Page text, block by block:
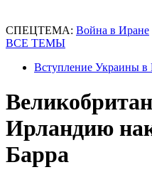
СПЕЦТЕМА: Война в Иране
ВСЕ ТЕМЫ
Вступление Украины в
Ирландию
Барра